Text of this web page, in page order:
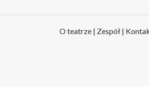
O teatrze | Zespół |